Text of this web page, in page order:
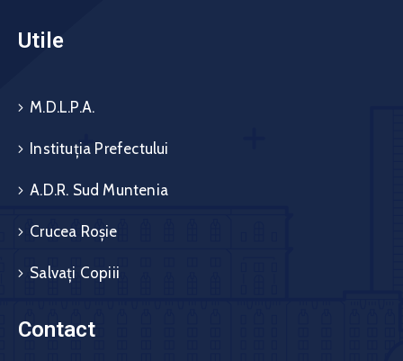
Utile
M.D.L.P.A.
Instituția Prefectului
A.D.R. Sud Muntenia
Crucea Roșie
Salvați Copiii
Contact